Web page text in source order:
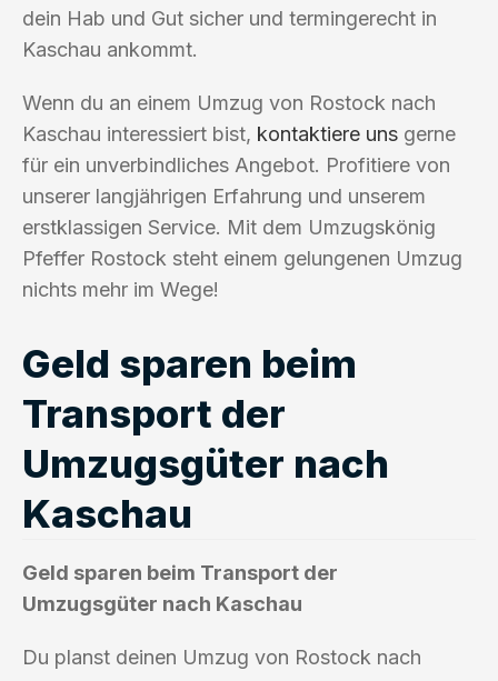
dein Hab und Gut sicher und termingerecht in
Kaschau ankommt.
Wenn du an einem Umzug von Rostock nach
Kaschau interessiert bist, kontaktiere uns gerne
für ein unverbindliches Angebot. Profitiere von
unserer langjährigen Erfahrung und unserem
erstklassigen Service. Mit dem Umzugskönig
Pfeffer Rostock steht einem gelungenen Umzug
nichts mehr im Wege!
Geld sparen beim
Transport der
Umzugsgüter nach
Kaschau
Geld sparen beim Transport der
Umzugsgüter nach Kaschau
Du planst deinen Umzug von Rostock nach